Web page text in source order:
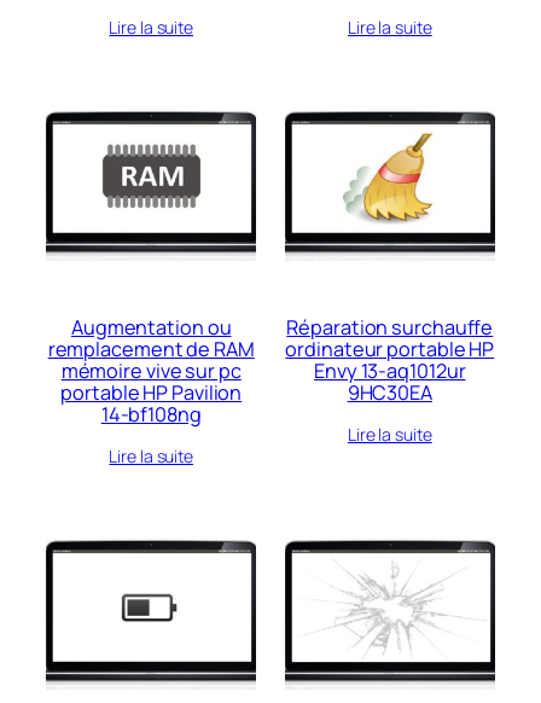
Lire la suite Lire la suite
Augmentation ou
remplacement de RAM
mémoire vive sur pc
portable HP Pavilion
14-bf108ng
Lire la suite
Réparation surchauffe
ordinateur portable HP
Envy 13-aq1012ur
9HC30EA
Lire la suite